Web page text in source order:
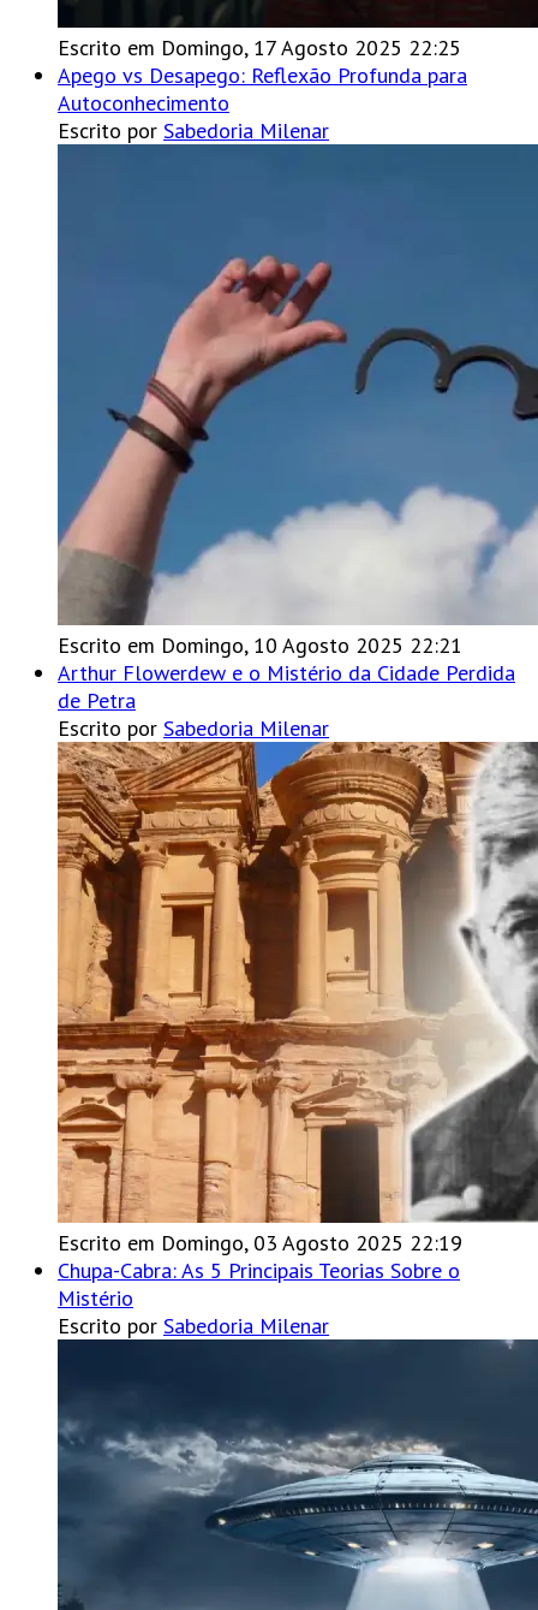
Escrito em Domingo, 17 Agosto 2025 22:25
Apego vs Desapego: Reflexão Profunda para
Autoconhecimento
Escrito por Sabedoria Milenar
Escrito em Domingo, 10 Agosto 2025 22:21
Arthur Flowerdew e o Mistério da Cidade Perdida
de Petra
Escrito por Sabedoria Milenar
Escrito em Domingo, 03 Agosto 2025 22:19
Chupa-Cabra: As 5 Principais Teorias Sobre o
Mistério
Escrito por Sabedoria Milenar